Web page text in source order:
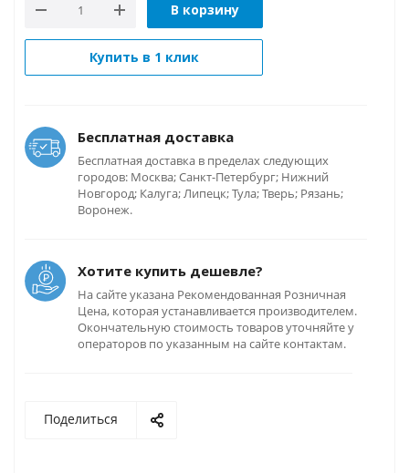
В корзину
Купить в 1 клик
Бесплатная доставка
Бесплатная доставка в пределах следующих
городов: Москва; Санкт-Петербург; Нижний
Новгород; Калуга; Липецк; Тула; Тверь; Рязань;
Воронеж.
Хотите купить дешевле?
На сайте указана Рекомендованная Розничная
Цена, которая устанавливается производителем.
Окончательную стоимость товаров уточняйте у
операторов по указанным на сайте контактам.
Поделиться